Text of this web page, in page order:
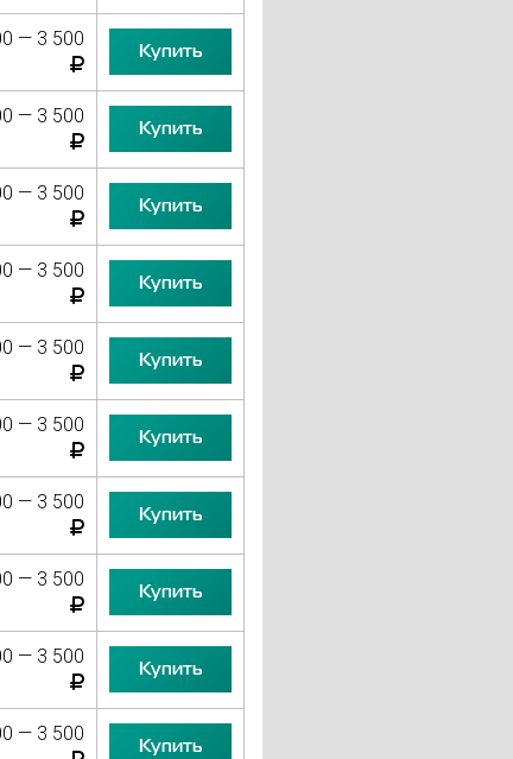
— 3 500
Купить
— 3 500
Купить
— 3 500
Купить
— 3 500
Купить
— 3 500
Купить
— 3 500
Купить
— 3 500
Купить
— 3 500
Купить
— 3 500
Купить
— 3 500
Купить